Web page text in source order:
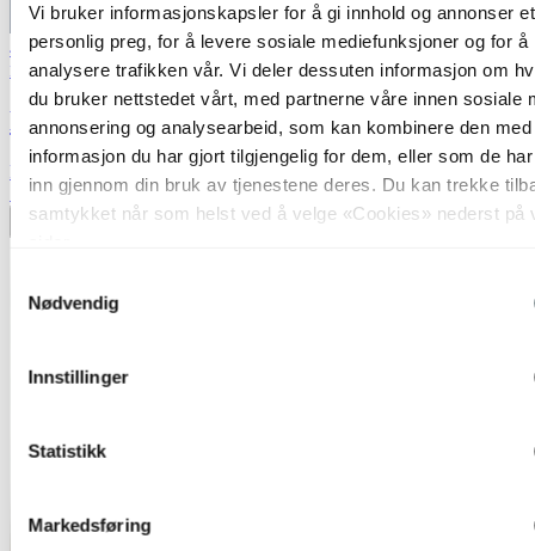
Vi bruker informasjonskapsler for å gi innhold og annonser et
personlig preg, for å levere sosiale mediefunksjoner og for å
analysere trafikken vår. Vi deler dessuten informasjon om
du bruker nettstedet vårt, med partnerne våre innen sosiale
annonsering og analysearbeid, som kan kombinere den med
informasjon du har gjort tilgjengelig for dem, eller som de
inn gjennom din bruk av tjenestene deres. Du kan trekke
samtykket når som helst ved å velge «Cookies» nederst på
Nødvendig
Innstillinger
Statistikk
Markedsføring
40% ved kjøp av 2 eller flere
Nova Life
Blefjell skjerm rund 45cm beige
kr 1 099,-
70%
Legg til ønskeliste